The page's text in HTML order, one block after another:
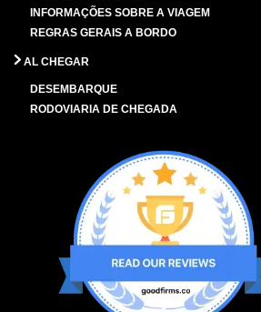
INFORMAÇÕES SOBRE A VIAGEM
REGRAS GERAIS A BORDO
AL CHEGAR
DESEMBARQUE
RODOVIARIA DE CHEGADA